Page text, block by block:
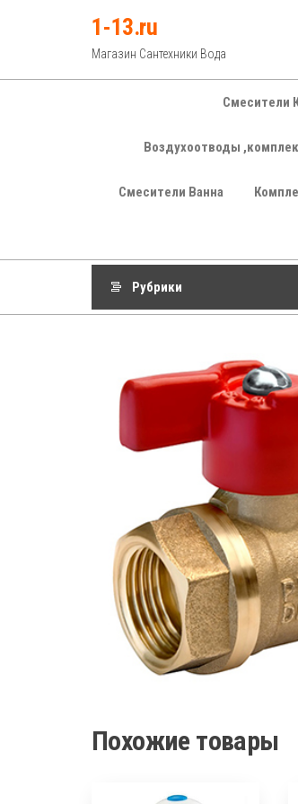
1-13.ru
Магазин Сантехники Вода
Смесители
Воздухоотводы
Смесители Ванна
Рубрики
Похожие товары